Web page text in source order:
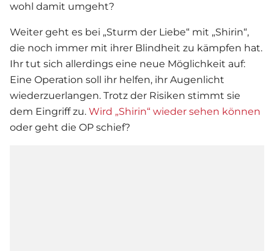
wohl damit umgeht?
Weiter geht es bei „Sturm der Liebe“ mit „Shirin“,
die noch immer mit ihrer Blindheit zu kämpfen hat.
Ihr tut sich allerdings eine neue Möglichkeit auf:
Eine Operation soll ihr helfen, ihr Augenlicht
wiederzuerlangen. Trotz der Risiken stimmt sie
dem Eingriff zu. Wird „Shirin“ wieder sehen können
oder geht die OP schief?